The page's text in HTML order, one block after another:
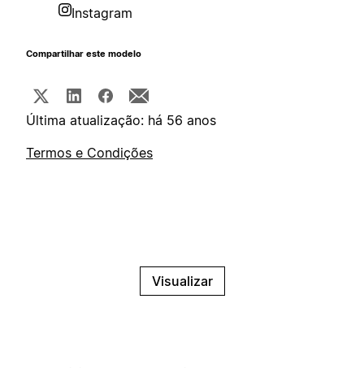
Instagram
Compartilhar este modelo
Última atualização: há 56 anos
Termos e Condições
Visualizar